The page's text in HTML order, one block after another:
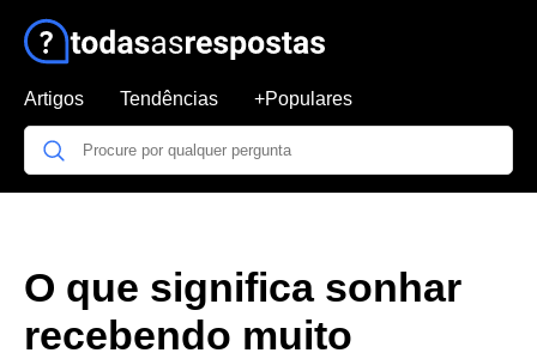
Artigos Tendências +Populares
O que significa sonhar
recebendo muito